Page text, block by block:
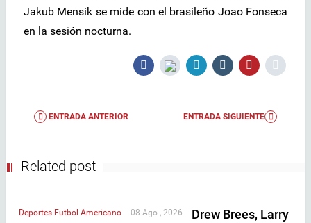
Jakub Mensik se mide con el brasileño Joao Fonseca
en la sesión nocturna.
ENTRADA ANTERIOR ENTRADA SIGUIENTE
Related post
Deportes Futbol Americano 08 Ago , 2026
Drew Brees, Larry